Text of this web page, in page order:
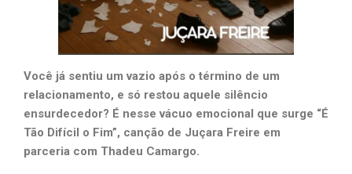
Você já sentiu um vazio após o término de um
relacionamento, e só restou aquele silêncio
ensurdecedor? É nesse vácuo emocional que surge “É
Tão Difícil o Fim”, canção de Juçara Freire em
parceria com Thadeu Camargo.